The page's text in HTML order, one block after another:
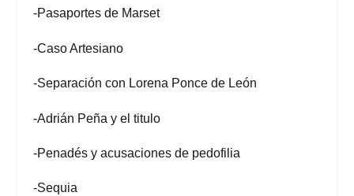
-Pasaportes de Marset
-Caso Artesiano
-Separación con Lorena Ponce de León
-Adrián Peña y el titulo
-Penadés y acusaciones de pedofilia
-Sequia